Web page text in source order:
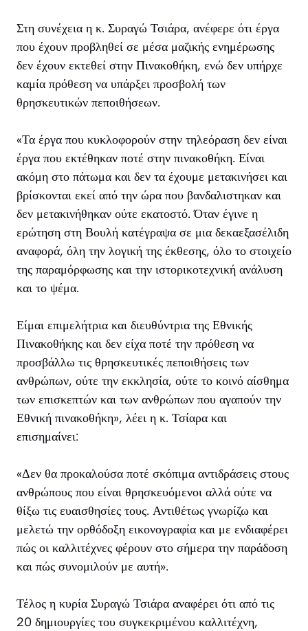
Στη συνέχεια η κ. Συραγώ Τσιάρα, ανέφερε ότι έργα
που έχουν προβληθεί σε μέσα μαζικής ενημέρωσης
δεν έχουν εκτεθεί στην Πινακοθήκη, ενώ δεν υπήρχε
καμία πρόθεση να υπάρξει προσβολή των
θρησκευτικών πεποιθήσεων.
«Τα έργα που κυκλοφορούν στην τηλεόραση δεν είναι
έργα που εκτέθηκαν ποτέ στην πινακοθήκη. Είναι
ακόμη στο πάτωμα και δεν τα έχουμε μετακινήσει και
βρίσκονται εκεί από την ώρα που βανδαλιστηκαν και
δεν μετακινήθηκαν ούτε εκατοστό. Όταν έγινε η
ερώτηση στη Βουλή κατέγραψα σε μια δεκαεξασέλιδη
αναφορά, όλη την λογική της έκθεσης, όλο το στοιχείο
της παραμόρφωσης και την ιστορικοτεχνική ανάλυση
και το ψέμα.
Είμαι επιμελήτρια και διευθύντρια της Εθνικής
Πινακοθήκης και δεν είχα ποτέ την πρόθεση να
προσβάλλω τις θρησκευτικές πεποιθήσεις των
ανθρώπων, ούτε την εκκλησία, ούτε το κοινό αίσθημα
των επισκεπτών και των ανθρώπων που αγαπούν την
Εθνική πινακοθήκη», λέει η κ. Τσίαρα και
επισημαίνει:
«Δεν θα προκαλούσα ποτέ σκόπιμα αντιδράσεις στους
ανθρώπους που είναι θρησκευόμενοι αλλά ούτε να
θίξω τις ευαισθησίες τους. Αντιθέτως γνωρίζω και
μελετώ την ορθόδοξη εικονογραφία και με ενδιαφέρει
πώς οι καλλιτέχνες φέρουν στο σήμερα την παράδοση
και πώς συνομιλούν με αυτή».
Τέλος η κυρία Συραγώ Τσιάρα αναφέρει ότι από τις
20 δημιουργίες του συγκεκριμένου καλλιτέχνη,